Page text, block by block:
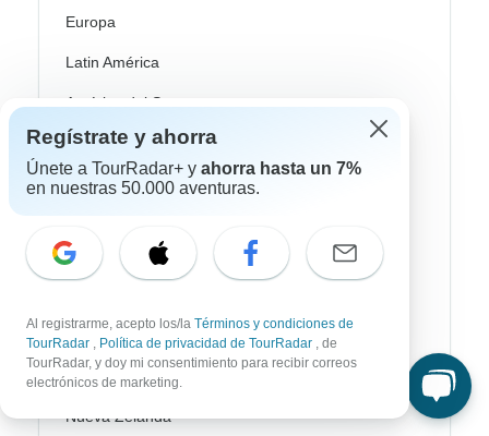
Europa
Latin América
América del Sur
Egipto
Marruecos
Bali
India
Japón
Nueva Zelanda
Regístrate y ahorra
Únete a TourRadar+ y ahorra hasta un 7%
en nuestras 50.000 aventuras.
Al registrarme, acepto los/la Términos y condiciones de
TourRadar , Política de privacidad de TourRadar , de
TourRadar, y doy mi consentimiento para recibir correos
electrónicos de marketing.